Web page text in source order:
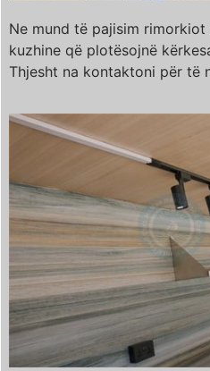
Ne mund të pajisim
kuzhine që plotësojnë
Thjesht na kontaktoni për të